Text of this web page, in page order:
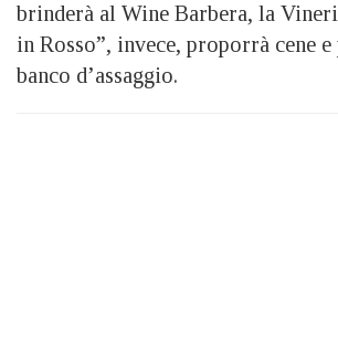
brinderà al Wine Barbera, la
in Rosso”, invece, proporrà cene
banco d’assaggio.